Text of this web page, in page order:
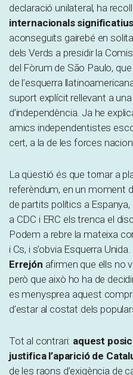
declaració unilateral, ha
internacionals significatius
aconseguits gairebé en
dels Verds a presidir la
del Fòrum de São Paulo,
de l’esquerra
suport explícit rellevant a
d’independència. Ja he
amics independentistes
cert, a la de les forces
La qüestió és que tornar a
referèndum, en un moment
de partits polítics a Espanya,
a CDC i ERC els trenca el
Podem a rebre la mateixa
i Cs, i s’obvia Esquerra Unida.
Errejón afirmen que ells no
però que això ho ha de
es menysprea aquest
d’estar al costat dels
Tot al contrari: aquest
justifica l’aparició de
de les raons d’exigència de